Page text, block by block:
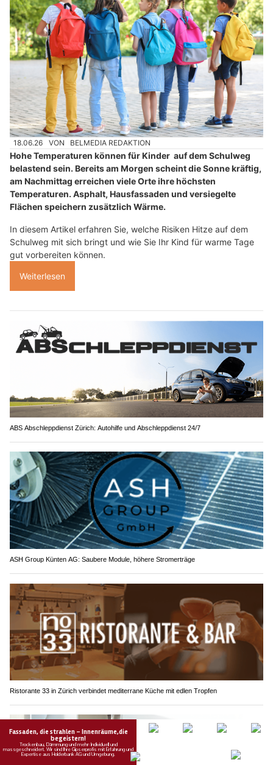
18.06.26 VON BELMEDIA REDAKTION
Hohe Temperaturen können für Kinder auf dem Schulweg
belastend sein. Bereits am Morgen scheint die Sonne kräftig,
am Nachmittag erreichen viele Orte ihre höchsten
Temperaturen. Asphalt, Hausfassaden und versiegelte
Flächen speichern zusätzlich Wärme.
In diesem Artikel erfahren Sie, welche Risiken Hitze auf dem
Schulweg mit sich bringt und wie Sie Ihr Kind für warme Tage
gut vorbereiten können.
Weiterlesen
ABS Abschleppdienst Zürich: Autohilfe und Abschleppdienst 24/7
ASH Group Künten AG: Saubere Module, höhere Stromerträge
Ristorante 33 in Zürich verbindet mediterrane Küche mit edlen Tropfen